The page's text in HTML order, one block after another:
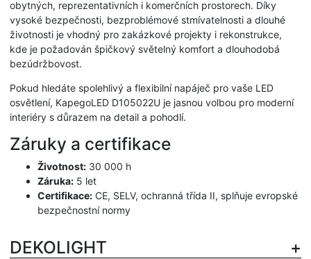
obytných, reprezentativních i komerčních prostorech. Díky
vysoké bezpečnosti, bezproblémové stmívatelnosti a dlouhé
životnosti je vhodný pro zakázkové projekty i rekonstrukce,
kde je požadován špičkový světelný komfort a dlouhodobá
bezúdržbovost.
Pokud hledáte spolehlivý a flexibilní napáječ pro vaše LED
osvětlení, KapegoLED D105022U je jasnou volbou pro moderní
interiéry s důrazem na detail a pohodlí.
Záruky a certifikace
Životnost: 30 000 h
Záruka: 5 let
Certifikace: CE, SELV, ochranná třída II, splňuje evropské
bezpečnostní normy
DEKOLIGHT